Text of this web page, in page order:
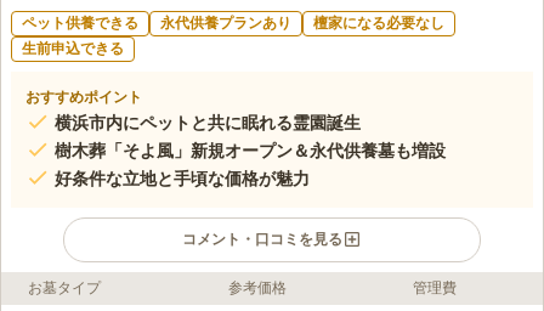
ペット供養できる 永代供養プランあり
檀家になる必要なし
生前申込できる
おすすめポイント
横浜市内にペットと共に眠れる霊園誕生
樹木葬「そよ風」新規オープン＆永代供養墓も増設
好条件な立地と手頃な価格が魅力
コメント・口コミを見る
ライフドット編集部のコメント
お墓タイプ 参考価格 管理費